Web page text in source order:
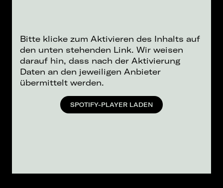
Bitte klicke zum Aktivieren des Inhalts auf
den unten stehenden Link. Wir weisen
darauf hin, dass nach der Aktivierung
Daten an den jeweiligen Anbieter
übermittelt werden.
SPOTIFY-PLAYER LADEN